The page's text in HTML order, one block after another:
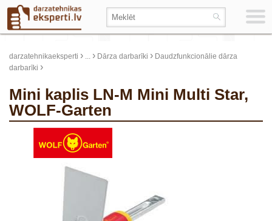
darzatehnikaeksperti › ... › Dārza darbarīki › Daudzfunkcionālie dārza
darbarīki ›
Mini kaplis LN-M Mini Multi Star,
WOLF-Garten